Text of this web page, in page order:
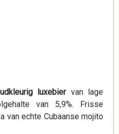
luxebiervan lage
van 5,9%. Frisse
van echte Cubaanse mojito